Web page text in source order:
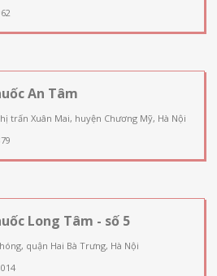
An Tâm
trấn Xuân Mai, huyện Chương Mỹ, Hà Nội
Long Tâm - số 5
quận Hai Bà Trưng, Hà Nội